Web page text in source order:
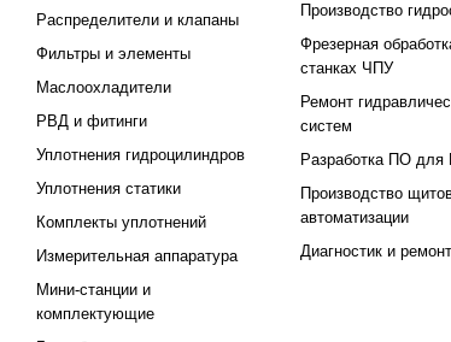
Распределители и клапаны
Фильтры и элементы
Маслоохладители
РВД и фитинги
Уплотнения гидроцилиндров
Уплотнения статики
Комплекты уплотнений
Измерительная аппаратура
Мини-станции и
комплектующие
Производство
Фрезерная
станках ЧПУ
Ремонт
систем
Разработка ПО
Производство
автоматизации
Диагностик и